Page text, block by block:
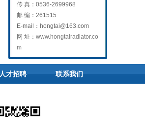
传 真： 0536-2699968
邮 编： 261515
E-mail： hongtai@163.com
网 址： www.hongtairadiator.co
m
人才招聘 联系我们